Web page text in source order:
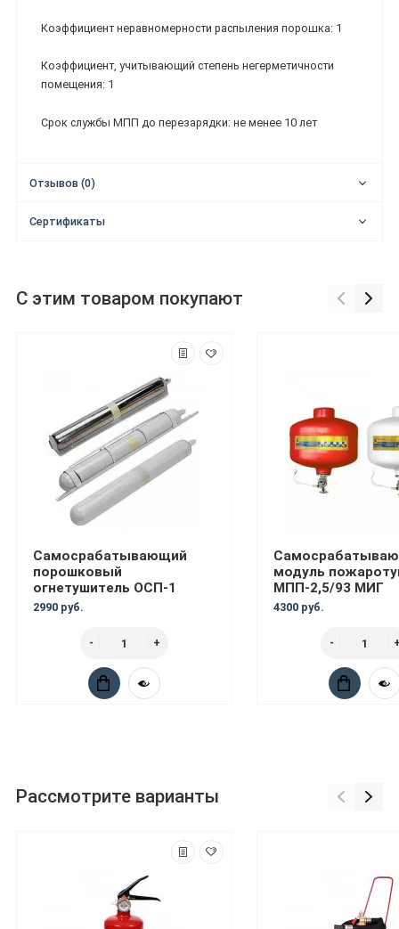
Коэффициент неравномерности распыления порошка: 1
Коэффициент, учитывающий степень негерметичности
помещения: 1
Срок службы МПП до перезарядки: не менее 10 лет
Отзывов (0)
Сертификаты
С этим товаром покупают
Самосрабатывающий
порошковый
огнетушитель ОСП-1
2990 руб.
модуль
МПП-2,5/93 МИГ
4300 руб.
Рассмотрите варианты